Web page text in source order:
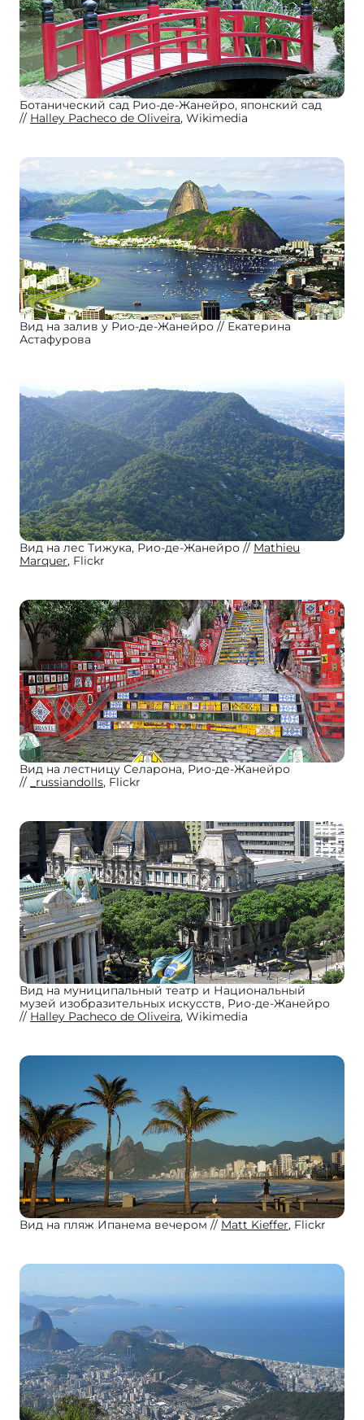
Ботанический сад Рио-де-Жанейро, японский сад
Halley Pacheco de Oliveira, Wikimedia
Вид на залив у Рио-де-Жанейро
Екатерина
Астафурова
Вид на лес Тижука, Рио-де-Жанейро
Mathieu
Marquer, Flickr
Вид на лестницу Селарона, Рио-де-Жанейро
_russiandolls, Flickr
Вид на муниципальный театр и Национальный
музей изобразительных искусств, Рио-де-Жанейро
Halley Pacheco de Oliveira, Wikimedia
Вид на пляж Ипанема вечером Matt Kieffer, Flickr